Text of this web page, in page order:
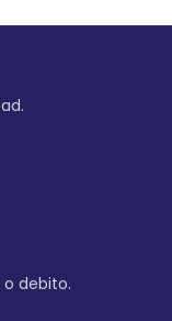
debito.